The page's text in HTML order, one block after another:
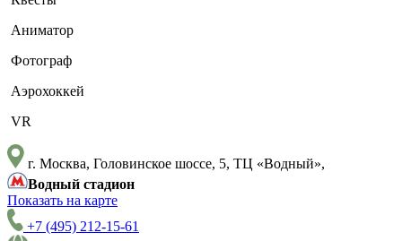
Аниматор
Фотограф
Аэрохоккей
VR
г. Москва, Головинское шоссе, 5, ТЦ «Водный»,
Водный стадион
Показать на карте
+7 (495) 212-15-61